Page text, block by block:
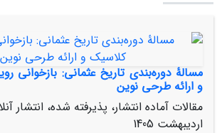
مسالۀ دوره‌بندی تاریخ عثمانی: بازخوانی
و ارائه طرحی نوین
مقالات آماده انتشار، پذیرفته شده، انتشار
اردیبهشت 1405